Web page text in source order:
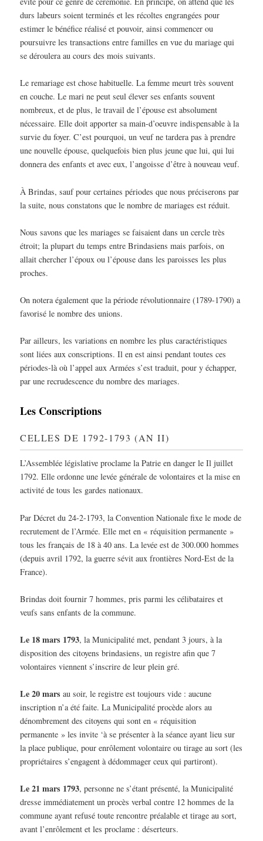
durs labeurs soient terminés et les récoltes engrangées pour
estimer le bénéfice réalisé et pouvoir, ainsi commencer ou
poursuivre les transactions entre familles en vue du mariage qui
se déroulera au cours des mois suivants.
Le remariage est chose habituelle. La femme meurt très souvent
en couche. Le mari ne peut seul élever ses enfants souvent
nombreux, et de plus, le travail de l’épouse est absolument
nécessaire. Elle doit apporter sa main-d’oeuvre indispensable à la
survie du foyer. C’est pourquoi, un veuf ne tardera pas à prendre
une nouvelle épouse, quelquefois bien plus jeune que lui, qui lui
donnera des enfants et avec eux, l’angoisse d’être à nouveau veuf.
À Brindas, sauf pour certaines périodes que nous préciserons par
la suite, nous constatons que le nombre de mariages est réduit.
Nous savons que les mariages se faisaient dans un cercle très
étroit; la plupart du temps entre Brindasiens mais parfois, on
allait chercher l’époux ou l’épouse dans les paroisses les plus
proches.
On notera également que la période révolutionnaire (1789-1790) a
favorisé le nombre des unions.
Par ailleurs, les variations en nombre les plus caractéristiques
sont liées aux conscriptions. Il en est ainsi pendant toutes ces
périodes-là où l’appel aux Armées s’est traduit, pour y échapper,
par une recrudescence du nombre des mariages.
Les Conscriptions
CELLES DE 1792-1793 (AN II)
L’Assemblée législative proclame la Patrie en danger le Il juillet
1792. Elle ordonne une levée générale de volontaires et la mise en
activité de tous les gardes nationaux.
Par Décret du 24-2-1793, la Convention Nationale fixe le mode de
recrutement de l’Armée. Elle met en « réquisition permanente »
tous les français de 18 à 40 ans. La levée est de 300.000 hommes
(depuis avril 1792, la guerre sévit aux frontières Nord-Est de la
France).
Brindas doit fournir 7 hommes, pris parmi les célibataires et
veufs sans enfants de la commune.
Le 18 mars 1793, la Municipalité met, pendant 3 jours, à la
disposition des citoyens brindasiens, un registre afin que 7
volontaires viennent s’inscrire de leur plein gré.
Le 20 mars au soir, le registre est toujours vide : aucune
inscription n’a été faite. La Municipalité procède alors au
dénombrement des citoyens qui sont en « réquisition
permanente » les invite ‘à se présenter à la séance ayant lieu sur
la place publique, pour enrôlement volontaire ou tirage au sort (les
propriétaires s’engagent à dédommager ceux qui partiront).
Le 21 mars 1793, personne ne s’étant présenté, la Municipalité
dresse immédiatement un procès verbal contre 12 hommes de la
commune ayant refusé toute rencontre préalable et tirage au sort,
avant l’enrôlement et les proclame : déserteurs.